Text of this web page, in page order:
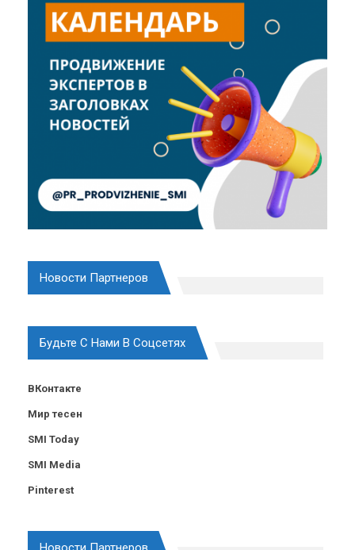
Новости Партнеров
Будьте С Нами В Соцсетях
ВКонтакте
Мир тесен
SMI Today
SMI Media
Pinterest